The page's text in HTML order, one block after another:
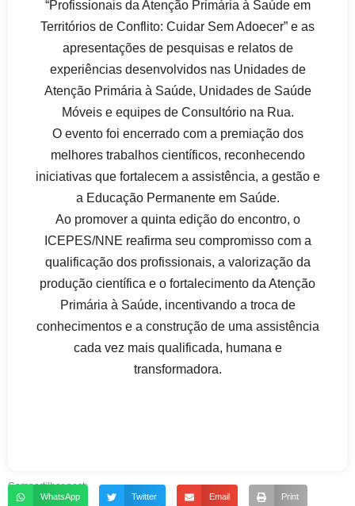
“Profissionais da Atenção Primária à Saúde em
Territórios de Conflito: Cuidar Sem Adoecer” e as
apresentações de pesquisas e relatos de
experiências desenvolvidos nas Unidades de
Atenção Primária à Saúde, Unidades de Saúde
Móveis e equipes de Consultório na Rua.
O evento foi encerrado com a premiação dos
melhores trabalhos científicos, reconhecendo
iniciativas que fortalecem a assistência, a gestão e
a Educação Permanente em Saúde.
Ao promover a quinta edição do encontro, o
ICEPES/NNE reafirma seu compromisso com a
qualificação dos profissionais, a valorização da
produção científica e o fortalecimento da Atenção
Primária à Saúde, incentivando a troca de
conhecimentos e a construção de uma assistência
cada vez mais qualificada, humana e
transformadora.
Compartilhar post:
WhatsApp Twitter Email Print